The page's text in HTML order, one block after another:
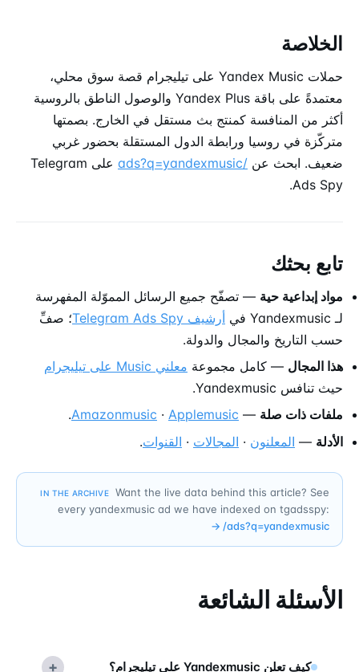
الخلاصة
حملات Yandex Music على تيليجرام قصة سوق محلي،
معتمدةً على باقة Yandex Plus والوصول الناطق بالروسية
أكثر من المنافسة كمنتج بث مستقل في الخارج. بصمتها
متركّزة في روسيا ورابطة الدول المستقلة بحضور غربي
ضعيف. ابحث عن /ads?q=yandexmusic
على Telegram
Ads Spy.
تابع بحثك
مواد إبداعية حية — تصفّح جميع الرسائل المموّلة المفهرسة
لـ Yandexmusic في
أرشيف Telegram Ads Spy
؛ صفِّ
حسب التاريخ والمجال والدولة.
هذا المجال — كامل مجموعة معلني Music على تيليجرام
حيث تنافس Yandexmusic.
ملفات ذات صلة —
Amazonmusic · Applemusic
.
الأدلة — المعلنون · المجالات · القنوات.
IN THE ARCHIVE
Want the live data behind this article? See
every yandexmusic ad we have indexed on tgadsspy:
/ads?q=yandexmusic
→
الأسئلة الشائعة
كيف تعلن Yandexmusic على تيليجرام؟ +